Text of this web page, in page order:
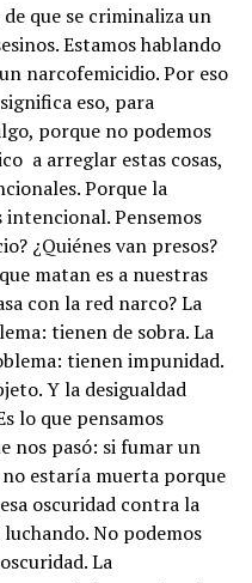
que se criminaliza un
Estamos hablando
narcofemicidio. Por eso
eso, para
porque no podemos
a arreglar estas cosas,
Porque la
Pensemos
¿Quiénes van presos?
matan es a nuestras
con la red narco? La
tienen de sobra. La
tienen impunidad.
Y la desigualdad
lo que pensamos
nos pasó: si fumar un
estaría muerta porque
oscuridad contra la
No podemos
La